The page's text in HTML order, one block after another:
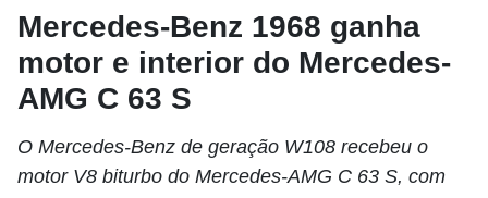
Mercedes-Benz 1968 ganha
motor e interior do Mercedes-
AMG C 63 S
O Mercedes-Benz de geração W108 recebeu o
motor V8 biturbo do Mercedes-AMG C 63 S, com